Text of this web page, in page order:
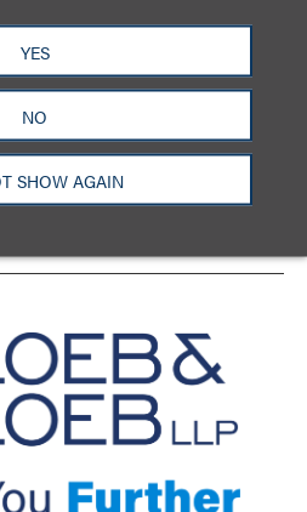
YES
NO
SHOW AGAIN
芝加哥
山 泰森斯
代表处
香港
X
使用条款 订阅中心